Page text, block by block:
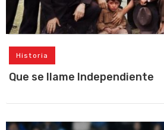
Historia
Que se llame Independiente